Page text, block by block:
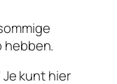
hebben.
Je kunt hier